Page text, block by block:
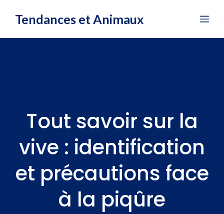
Tendances et Animaux
Tout savoir sur la
vive : identification
et précautions face
à la piqûre